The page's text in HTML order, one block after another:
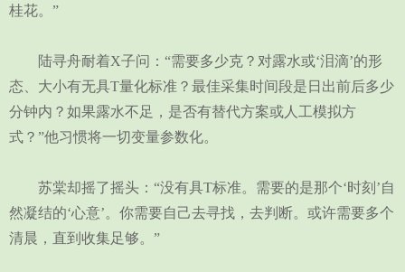
桂花。”
陆寻舟耐着X子问：“需要多少克？对露水或‘泪滴’的形
态、大小有无具T量化标准？最佳采集时间段是日出前后多少
分钟内？如果露水不足，是否有替代方案或人工模拟方
式？”他习惯将一切变量参数化。
苏棠却摇了摇头：“没有具T标准。需要的是那个‘时刻’自
然凝结的‘心意’。你需要自己去寻找，去判断。或许需要多个
清晨，直到收集足够。”